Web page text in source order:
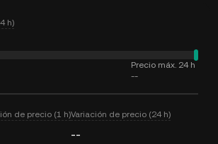
h)
Precio máx. 24 h
--
de precio (1 h)Variación de precio (24 h)
--